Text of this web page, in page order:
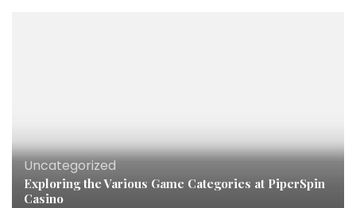
Uncategorized
Exploring the Various Game Categories at PiperSpin
Casino